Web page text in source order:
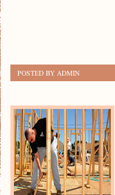
POSTED BY ADMIN